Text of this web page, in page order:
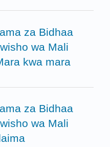
za Bidhaa
wa Mali
kwa mara
za Bidhaa
wa Mali